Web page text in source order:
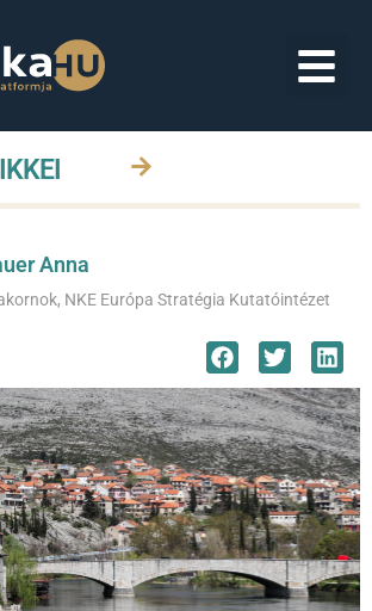
Anna
NKE Európa Stratégia Kutatóintézet